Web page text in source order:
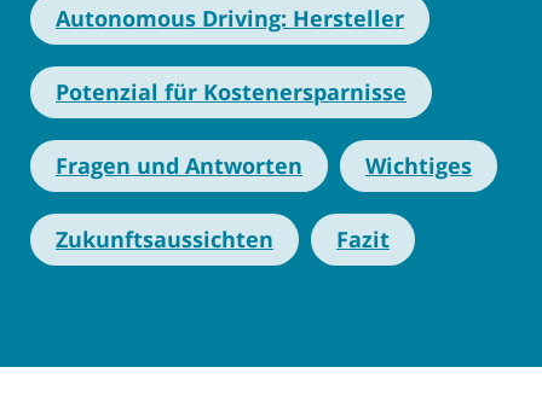
Autonomous Driving: Hersteller
Potenzial für Kostenersparnisse
Fragen und Antworten Wichtiges
Zukunftsaussichten Fazit